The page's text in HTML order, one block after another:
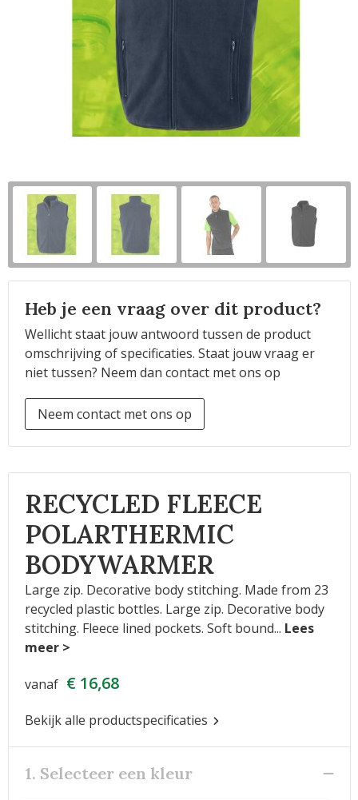
Horeca
Heb je een vraag over dit product?
Wellicht staat jouw antwoord tussen de product
omschrijving of specificaties. Staat jouw vraag er
niet tussen? Neem dan contact met ons op
Neem contact met ons op
RECYCLED FLEECE
POLARTHERMIC
BODYWARMER
Large zip. Decorative body stitching. Made from 23
recycled plastic bottles. Large zip. Decorative body
stitching. Fleece lined pockets. Soft bound...
vanaf € 16,68
Bekijk alle productspecificaties
1. Selecteer een kleur